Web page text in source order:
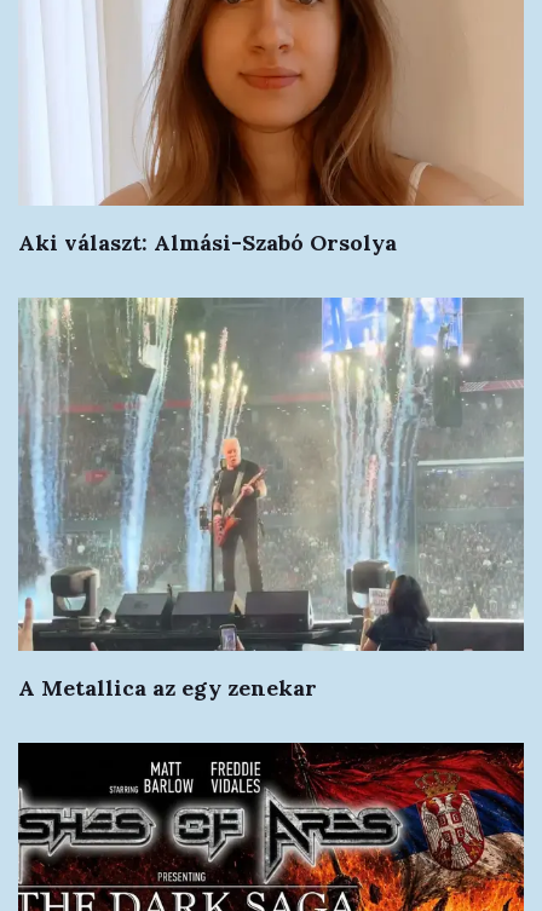
Aki választ: Almási-Szabó Orsolya
A Metallica az egy zenekar